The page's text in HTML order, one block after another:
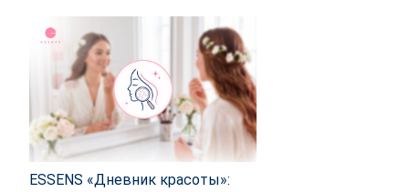
ESSENS «Дневник красоты»: